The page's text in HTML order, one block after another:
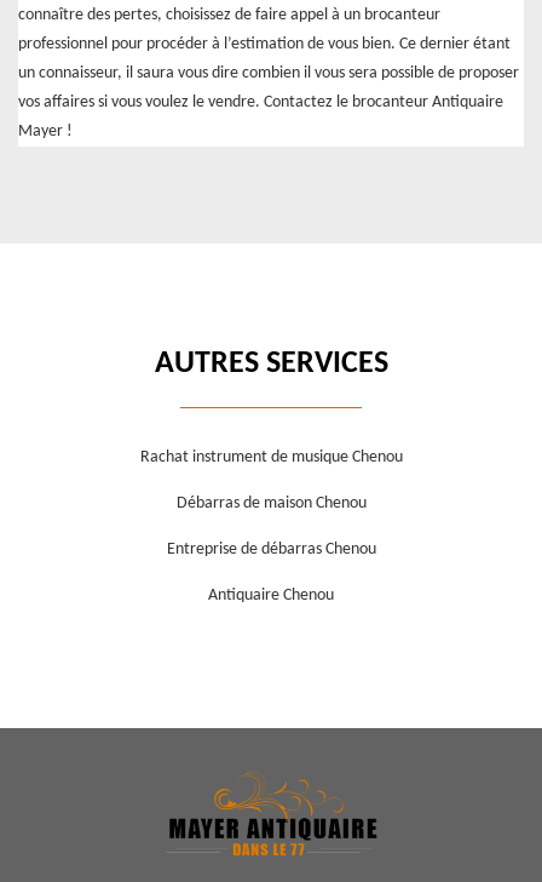
connaître des pertes, choisissez de faire appel à un brocanteur
professionnel pour procéder à l’estimation de vous bien. Ce dernier étant
un connaisseur, il saura vous dire combien il vous sera possible de proposer
vos affaires si vous voulez le vendre. Contactez le brocanteur Antiquaire
Mayer !
AUTRES SERVICES
Rachat instrument de musique Chenou
Débarras de maison Chenou
Entreprise de débarras Chenou
Antiquaire Chenou